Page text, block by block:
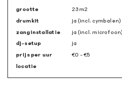
grootte 23m2
drumkit
ja (incl. cymbalen)
zanginstallatie
ja (incl. microfoon)
dj-setup
ja
prijs per uur
€0 - €5
locatie